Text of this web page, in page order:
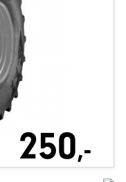
250,-